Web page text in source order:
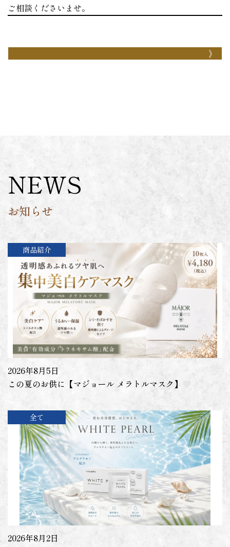
ご相談くださいませ。
NEWS
お知らせ
商品紹介
2026年8月5日
この夏のお供に【マジョール メラトルマスク】
全て
2026年8月2日